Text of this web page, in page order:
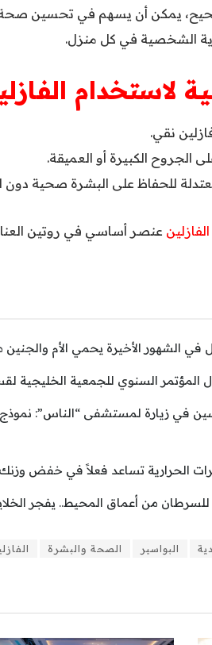
يمكن أن يسهم في تحسين صحة
الشخصية في كل منزل.
لاستخدام
نقي.
الجروح الكبيرة أو العميقة.
للحفاظ على البشرة صحية دون
الفازلين عنصر أساسي في روتين
في الشهور الأخيرة يحمي الأم
المؤتمر السنوي للجمعية الخليجية
في زيارة لمستشفى “الناس”:
الحرارية تساعد فعلاً في خفض
من أعماق المحيط.. يفجر
البواسير الصحة والبشرة